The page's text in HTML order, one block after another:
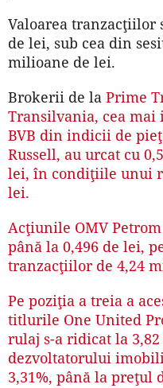
Valoarea tranzacţiilor
de lei, sub cea din
milioane de lei.
Brokerii de la Prime
Transilvania, cea mai
BVB din indicii de
Russell, au urcat cu
lei, în condiţiile unui
lei.
Acţiunile OMV Petrom
până la 0,496 de lei,
tranzacţiilor de 4,24
Pe poziţia a treia a
titlurile One United
rulaj s-a ridicat la
dezvoltatorului
3,31%, până la preţul